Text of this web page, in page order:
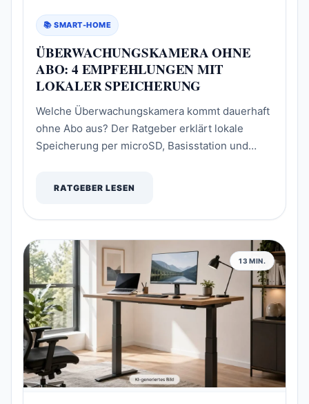
📚 SMART-HOME
ÜBERWACHUNGSKAMERA OHNE
ABO: 4 EMPFEHLUNGEN MIT
LOKALER SPEICHERUNG
Welche Überwachungskamera kommt dauerhaft
ohne Abo aus? Der Ratgeber erklärt lokale
Speicherung per microSD, Basisstation und
RATGEBER LESEN
13 MIN.